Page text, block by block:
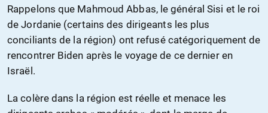
Rappelons que Mahmoud Abbas, le général Sisi et le roi
de Jordanie (certains des dirigeants les plus
conciliants de la région) ont refusé catégoriquement de
rencontrer Biden après le voyage de ce dernier en
Israël.
La colère dans la région est réelle et menace les